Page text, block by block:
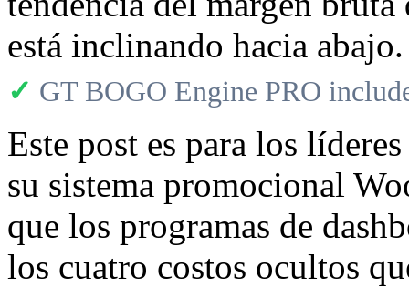
está inclinando hacia abajo.
✓ GT BOGO Engine PRO
Este post es para los
su sistema promocional
que los programas de
los cuatro costos ocultos